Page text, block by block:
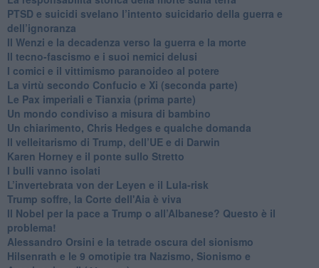
PTSD e suicidi svelano l’intento suicidario della guerra e
dell’ignoranza
Il Wenzi e la decadenza verso la guerra e la morte
​Il tecno-fascismo e i suoi nemici delusi
​I comici e il vittimismo paranoideo al potere
​La virtù secondo Confucio e Xi (seconda parte)
Le Pax imperiali e Tianxia (prima parte)
Un mondo condiviso a misura di bambino
​Un chiarimento, Chris Hedges e qualche domanda
Il velleitarismo di Trump, dell’UE e di Darwin
​Karen Horney e il ponte sullo Stretto
​I bulli vanno isolati
L’invertebrata von der Leyen e il Lula-risk
Trump soffre, la Corte dell'Aia è viva
​Il Nobel per la pace a Trump o all’Albanese? Questo è il
problema!
​Alessandro Orsini e la tetrade oscura del sionismo
​Hilsenrath e le 9 omotipie tra Nazismo, Sionismo e